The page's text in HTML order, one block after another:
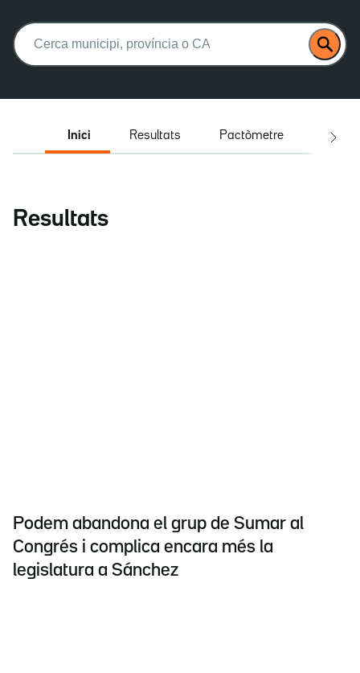
Buscar:
Inici Resultats Pactòmetre
Resultats
Podem abandona el grup de Sumar al
Congrés i complica encara més la
legislatura a Sánchez